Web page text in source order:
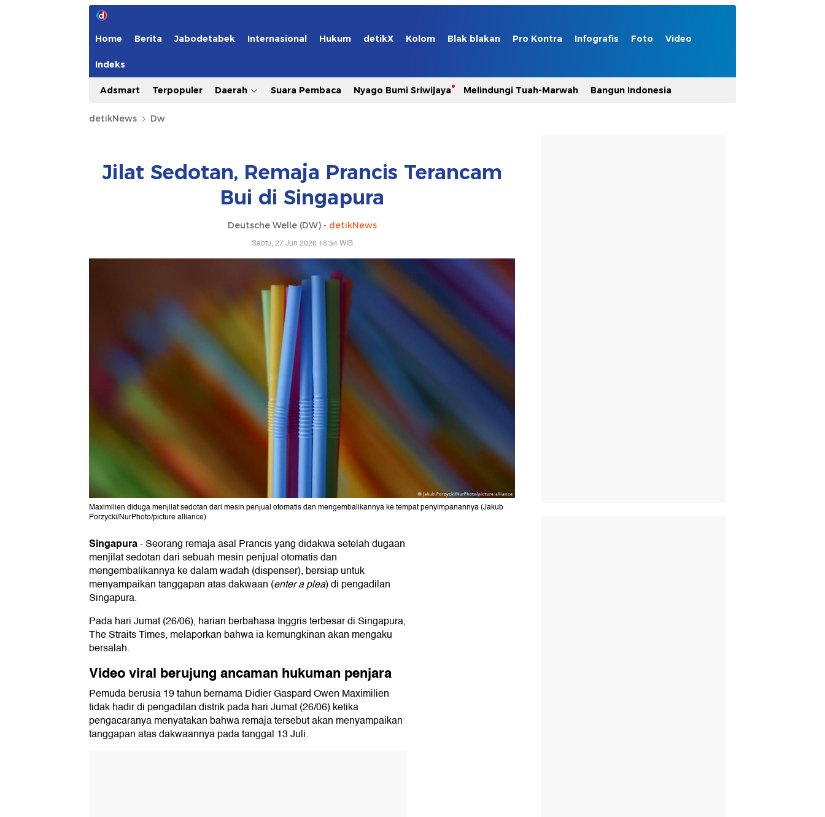
Home Berita Jabodetabek Internasional Hukum detikX Kolom Blak blakan Pro Kontra Infografis Foto Video
Indeks
Adsmart Terpopuler Daerah Suara Pembaca Nyago Bumi Sriwijaya Melindungi Tuah-Marwah Bangun Indonesia
detikNews Dw
Jilat Sedotan, Remaja Prancis Terancam
Bui di Singapura
Deutsche Welle (DW) - detikNews
Sabtu, 27 Jun 2026 18:54 WIB
Maximilien diduga menjilat sedotan dari mesin penjual otomatis dan mengembalikannya ke tempat penyimpanannya (Jakub
Porzycki/NurPhoto/picture alliance)
Singapura-Seorang remaja asal Prancis yang didakwa setelah dugaan
menjilat sedotan dari sebuah mesin penjual otomatis dan
mengembalikannya ke dalam wadah (dispenser), bersiap untuk
menyampaikan tanggapan atas dakwaan (enter a plea) di pengadilan
Singapura.
Pada hari Jumat (26/06), harian berbahasa Inggris terbesar di Singapura,
The Straits Times, melaporkan bahwa ia kemungkinan akan mengaku
bersalah.
Video viral berujung ancaman hukuman penjara
Pemuda berusia 19 tahun bernama Didier Gaspard Owen Maximilien
tidak hadir di pengadilan distrik pada hari Jumat (26/06) ketika
pengacaranya menyatakan bahwa remaja tersebut akan menyampaikan
tanggapan atas dakwaannya pada tanggal 13 Juli.